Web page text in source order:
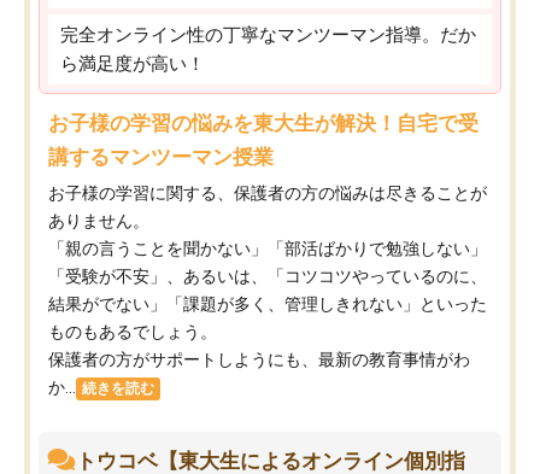
完全オンライン性の丁寧なマンツーマン指導。だか
ら満足度が高い！
お子様の学習の悩みを東大生が解決！自宅で受
講するマンツーマン授業
お子様の学習に関する、保護者の方の悩みは尽きることが
ありません。
「親の言うことを聞かない」「部活ばかりで勉強しない」
「受験が不安」、あるいは、「コツコツやっているのに、
結果がでない」「課題が多く、管理しきれない」といった
ものもあるでしょう。
保護者の方がサポートしようにも、最新の教育事情がわ
か...
続きを読む
トウコベ【東大生によるオンライン個別指